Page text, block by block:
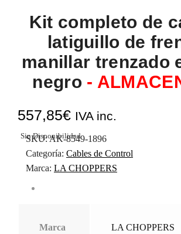
Kit completo de
latiguillo de
manillar trenzado
negro -
557,85€ IVA inc.
Sin Disponibilidad
SKU:AK-8549-1896
Categoría: Cables de Control
Marca: LA CHOPPERS
Marca LA CHOPPERS